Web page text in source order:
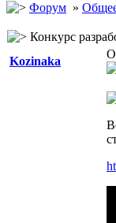
Форум »
Конкурс
Kozinaka